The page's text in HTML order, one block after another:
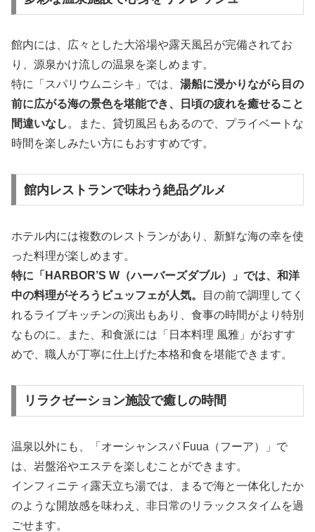
館内には、広々とした大浴場や露天風呂が完備されてお
り、源泉かけ流しの温泉を楽しめます。
特に「スパリウムニシキ」では、 湯船に浸かりながら目の
前に広がる海の景色を堪能でき、日頃の疲れを癒せること
間違いなし 。また、貸切風呂もあるので、プライベートな
時間を楽しみたい方にもおすすめです。
館内レストランで味わう絶品グルメ
ホテル内には複数のレストランがあり、新鮮な海の幸を使
った料理が楽しめます。
特に「HARBOR’S W（ハーバーズダブル）」では、和洋
中の料理がそろうビュッフェが人気。
目の前で調理してく
れるライブキッチンの演出もあり、食事の時間がより特別
なものに。また、和食派には「日本料理 風雅」がおすす
めで、職人が丁寧に仕上げた本格和食を堪能できます。
リラクゼーション施設で癒しの時間
温泉以外にも、「オーシャンスパ Fuua（フーア）」で
は、岩盤浴やエステを楽しむことができます。
インフィニティ露天立ち湯では、まるで海と一体化したか
のような開放感を味わえ、非日常のリラックスタイムを過
ごせます。